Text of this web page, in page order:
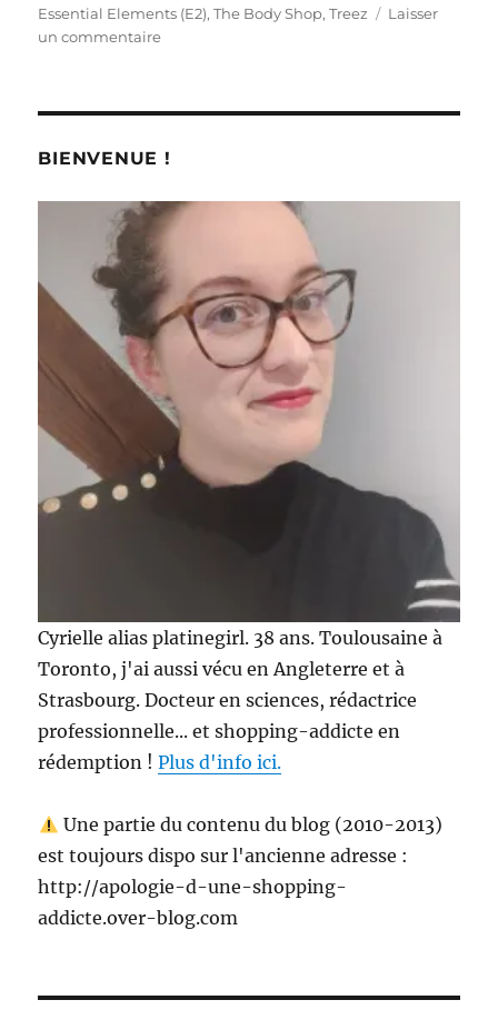
le
Essential Elements (E2),The Body Shop,Treez
Laisser
un commentairesur
nouveautés
dans
beauté
!
BIENVENUE !
Cyrielle alias platinegirl. 38 ans. Toulousaine à
Toronto, j'ai aussi vécu en Angleterre et à
Strasbourg. Docteur en sciences, rédactrice
professionnelle... et shopping-addicte en
rédemption !Plus d'info ici.
Une partie du contenu du blog (2010-2013)
est toujours dispo sur l'ancienne adresse :
http://apologie-d-une-shopping-
addicte.over-blog.com